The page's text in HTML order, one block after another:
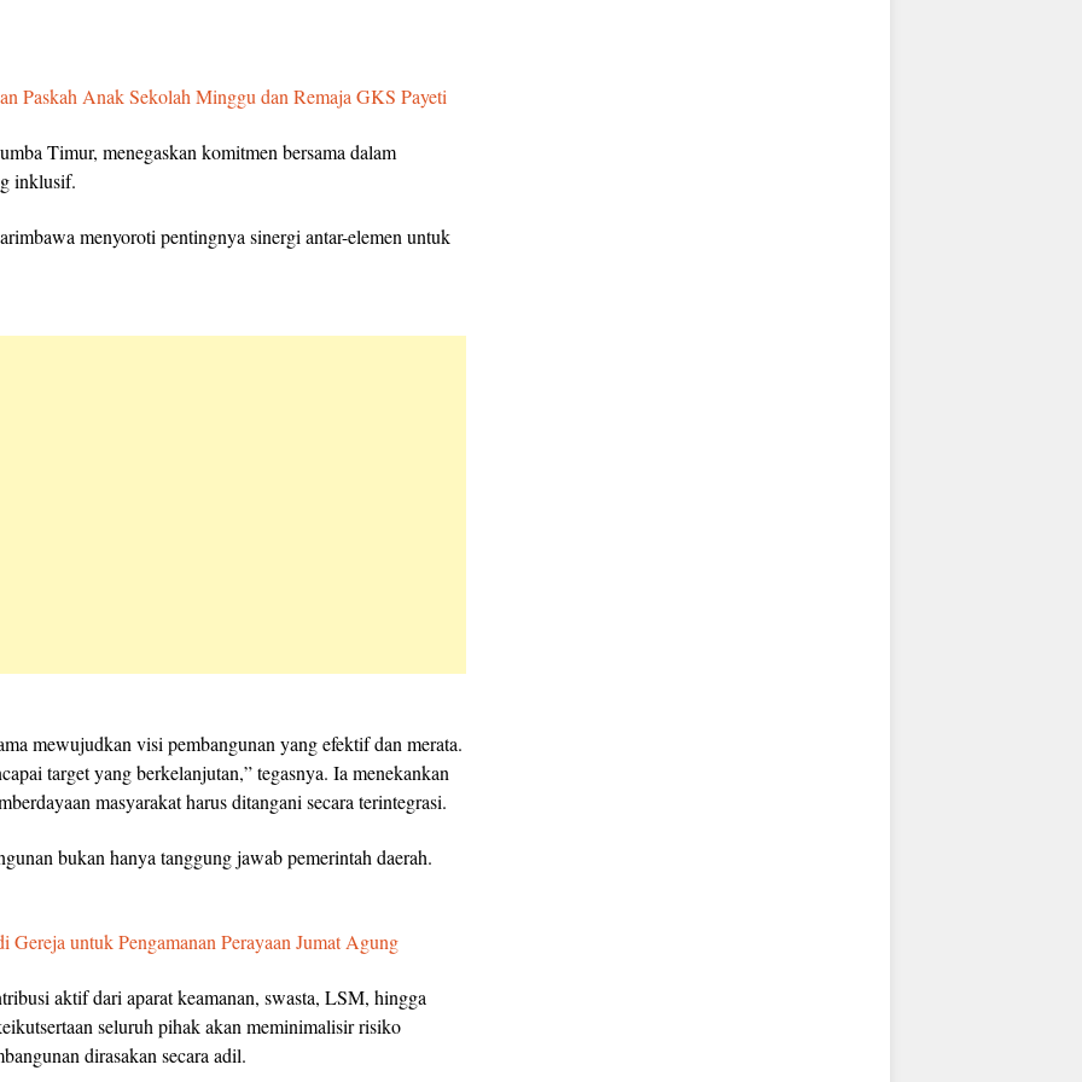
Paskah Anak Sekolah Minggu dan Remaja GKS Payeti
Timur, menegaskan komitmen bersama dalam
inklusif.
menyoroti pentingnya sinergi antar-elemen untuk
mewujudkan visi pembangunan yang efektif dan merata.
target yang berkelanjutan,” tegasnya. Ia menekankan
masyarakat harus ditangani secara terintegrasi.
bukan hanya tanggung jawab pemerintah daerah.
untuk Pengamanan Perayaan Jumat Agung
aktif dari aparat keamanan, swasta, LSM, hingga
seluruh pihak akan meminimalisir risiko
dirasakan secara adil.